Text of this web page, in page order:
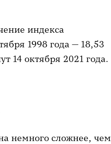
индекса
1998 года — 18,53
14 октября 2021 года.
немного сложнее, чем